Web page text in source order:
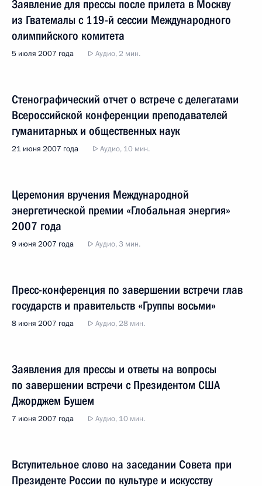
Заявление для прессы после прилета в Москву
из Гватемалы с 119-й сессии Международного
олимпийского комитета
5 июля 2007 года Аудио, 2 мин.
Стенографический отчет о встрече с делегатами
Всероссийской конференции преподавателей
гуманитарных и общественных наук
21 июня 2007 года Аудио, 10 мин.
Церемония вручения Международной
энергетической премии «Глобальная энергия»
2007 года
9 июня 2007 года Аудио, 3 мин.
Пресс-конференция по завершении встречи глав
государств и правительств «Группы восьми»
8 июня 2007 года Аудио, 28 мин.
Заявления для прессы и ответы на вопросы
по завершении встречи с Президентом США
Джорджем Бушем
7 июня 2007 года Аудио, 10 мин.
Вступительное слово на заседании Совета при
Президенте России по культуре и искусству